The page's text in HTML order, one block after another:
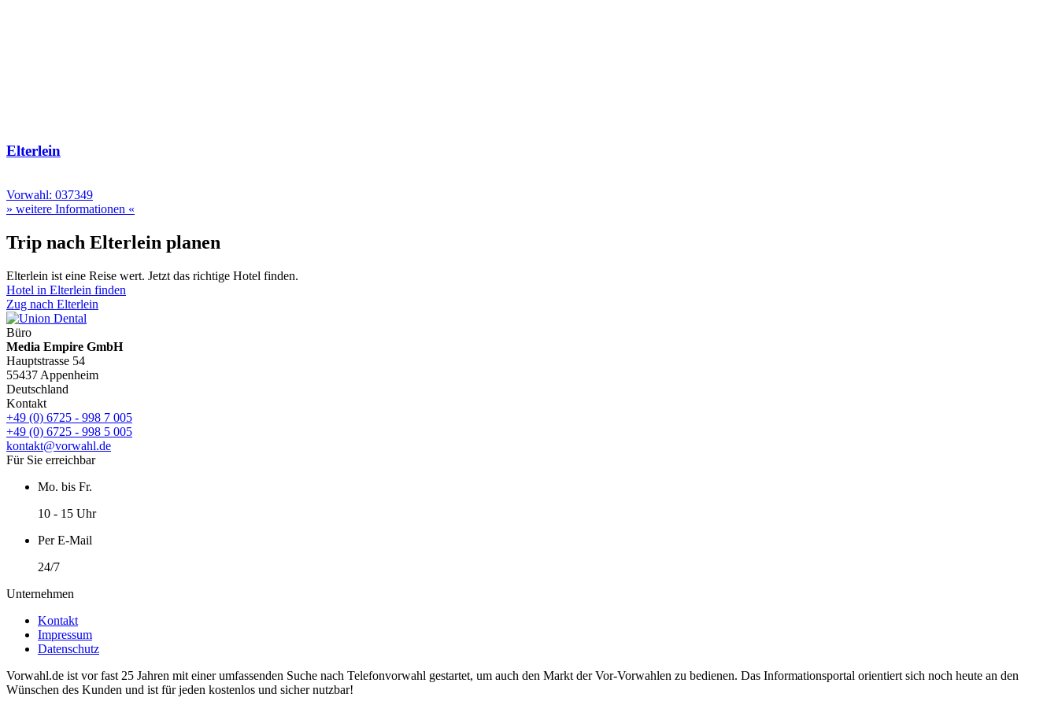
Elterlein
Vorwahl: 037349
» weitere Informationen «
Trip nach Elterlein planen
Elterlein ist eine Reise wert. Jetzt das richtige Hotel finden.
Hotel in Elterlein finden
Zug nach Elterlein
Büro
Media Empire GmbH
Hauptstrasse 54
55437 Appenheim
Deutschland
Kontakt
+49 (0) 6725 - 998 7 005
+49 (0) 6725 - 998 5 005
kontakt@vorwahl.de
Für Sie erreichbar
Mo. bis Fr.
10 - 15 Uhr
Per E-Mail
24/7
Unternehmen
Kontakt
Impressum
Datenschutz
Vorwahl.de ist vor fast 25 Jahren mit einer umfassenden Suche nach Telefonvorwahl gestartet, um auch den Markt der Vor-Vorwahlen zu bedienen. Das Informationsportal orientiert sich noch heute an den
Wünschen des Kunden und ist für jeden kostenlos und sicher nutzbar!